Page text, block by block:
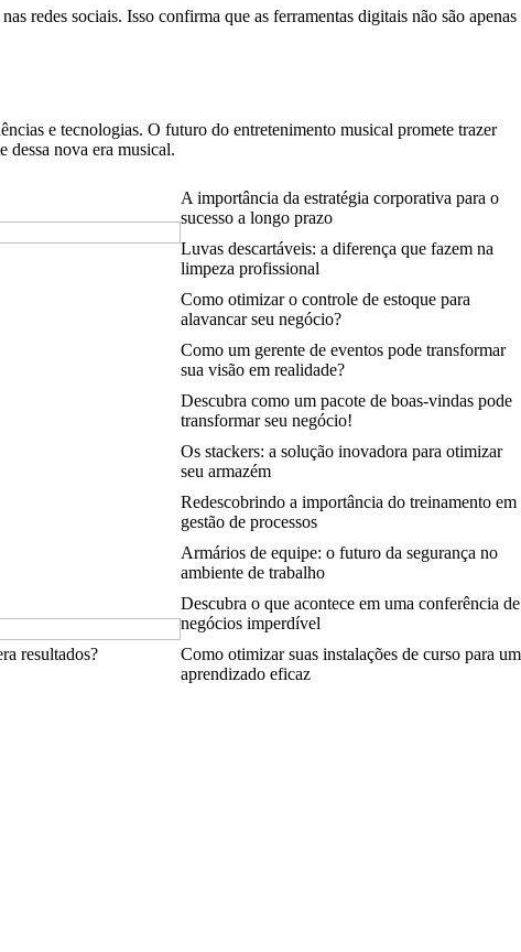
redes sociais. Isso confirma que as ferramentas digitais não são apenas
e tecnologias. O futuro do entretenimento musical promete trazer
dessa nova era musical.
resultados?
A importância da estratégia corporativa para o
sucesso a longo prazo
Luvas descartáveis: a diferença que fazem na
limpeza profissional
Como otimizar o controle de estoque para
alavancar seu negócio?
Como um gerente de eventos pode transformar
sua visão em realidade?
Descubra como um pacote de boas-vindas pode
transformar seu negócio!
Os stackers: a solução inovadora para otimizar
seu armazém
Redescobrindo a importância do treinamento em
gestão de processos
Armários de equipe: o futuro da segurança no
ambiente de trabalho
Descubra o que acontece em uma conferência de
negócios imperdível
Como otimizar suas instalações de curso para um
aprendizado eficaz